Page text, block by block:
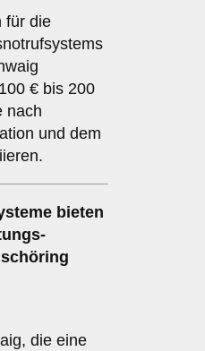
für die
€ bis 200
nach
und dem
bieten
die eine